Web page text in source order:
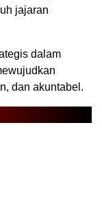
jajaran
dalam
dan akuntabel.